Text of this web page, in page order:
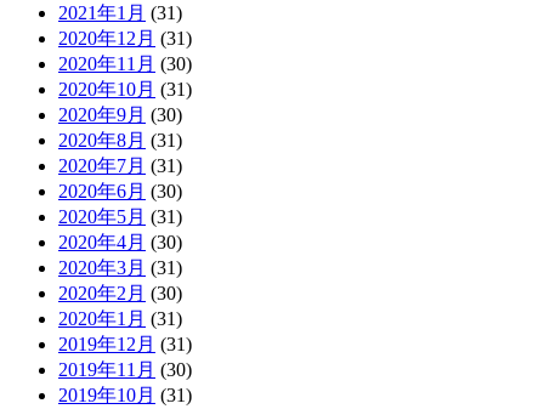
2021年1月 (31)
2020年12月 (31)
2020年11月 (30)
2020年10月 (31)
2020年9月 (30)
2020年8月 (31)
2020年7月 (31)
2020年6月 (30)
2020年5月 (31)
2020年4月 (30)
2020年3月 (31)
2020年2月 (30)
2020年1月 (31)
2019年12月 (31)
2019年11月 (30)
2019年10月 (31)